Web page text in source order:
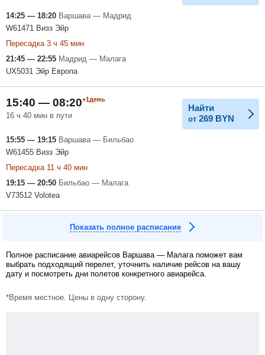
14:25 — 18:20 Варшава — Мадрид
W61471 Визз Эйр
Пересадка 3 ч 45 мин
21:45 — 22:55 Мадрид — Малага
UX5031 Эйр Европа
15:40 — 08:20+1день
16 ч 40 мин в пути
Найти
от 269 BYN
15:55 — 19:15 Варшава — Бильбао
W61455 Визз Эйр
Пересадка 11 ч 40 мин
19:15 — 20:50 Бильбао — Малага
V73512 Volotea
Показать полное расписание
Полное расписание авиарейсов Варшава — Малага поможет вам
выбрать подходящий перелет, уточнить наличие рейсов на вашу
дату и посмотреть дни полетов конкретного авиарейса.
*Время местное. Цены в одну сторону.